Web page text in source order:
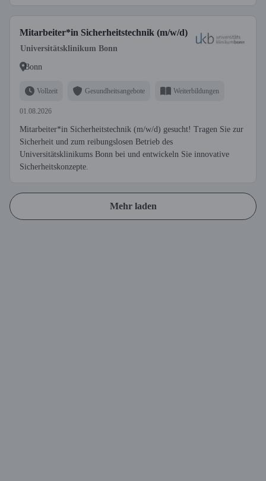
Mitarbeiter*in Sicherheitstechnik (m/w/d)
Universitätsklinikum Bonn
Bonn
Vollzeit Gesundheitsangebote Weiterbildungen
01.08.2026
Mitarbeiter*in Sicherheitstechnik (m/w/d) gesucht! Tragen Sie zur
Sicherheit und zum reibungslosen Betrieb des
Universitätsklinikums Bonn bei und entwickeln Sie innovative
Sicherheitskonzepte.
Mehr laden